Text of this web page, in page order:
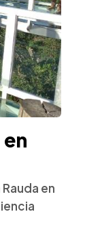
en